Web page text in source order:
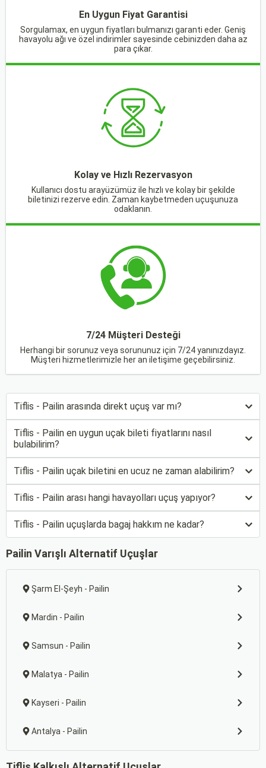
En Uygun Fiyat Garantisi
Sorgulamax, en uygun fiyatları bulmanızı garanti eder. Geniş
havayolu ağı ve özel indirimler sayesinde cebinizden daha az
para çıkar.
Kolay ve Hızlı Rezervasyon
Kullanıcı dostu arayüzümüz ile hızlı ve kolay bir şekilde
biletinizi rezerve edin. Zaman kaybetmeden uçuşunuza
odaklanın.
7/24 Müşteri Desteği
Herhangi bir sorunuz veya sorununuz için 7/24 yanınızdayız.
Müşteri hizmetlerimizle her an iletişime geçebilirsiniz.
Tiflis - Pailin arasında direkt uçuş var mı?
Tiflis - Pailin en uygun uçak bileti fiyatlarını nasıl
bulabilirim?
Tiflis - Pailin uçak biletini en ucuz ne zaman alabilirim?
Tiflis - Pailin arası hangi havayolları uçuş yapıyor?
Tiflis - Pailin uçuşlarda bagaj hakkım ne kadar?
Pailin Varışlı Alternatif Uçuşlar
Şarm El-Şeyh - Pailin
Mardin - Pailin
Samsun - Pailin
Malatya - Pailin
Kayseri - Pailin
Antalya - Pailin